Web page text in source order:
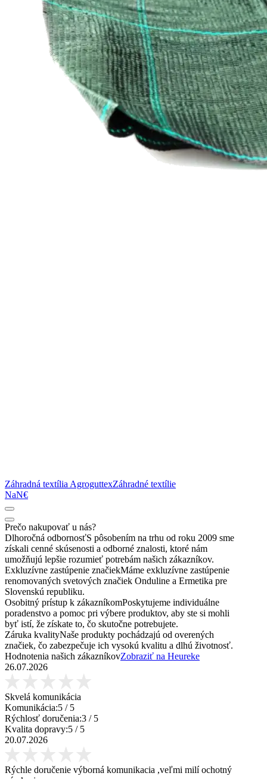
Záhradná textília AgroguttexZáhradné textílie
NaN€
Prečo nakupovať u nás?
Dlhoročná odbornosťS pôsobením na trhu od roku 2009 sme
získali cenné skúsenosti a odborné znalosti, ktoré nám
umožňujú lepšie rozumieť potrebám našich zákazníkov.
Exkluzívne zastúpenie značiekMáme exkluzívne zastúpenie
renomovaných svetových značiek Onduline a Ermetika pre
Slovenskú republiku.
Osobitný prístup k zákazníkomPoskytujeme individuálne
poradenstvo a pomoc pri výbere produktov, aby ste si mohli
byť istí, že získate to, čo skutočne potrebujete.
Záruka kvalityNaše produkty pochádzajú od overených
značiek, čo zabezpečuje ich vysokú kvalitu a dlhú životnosť.
Hodnotenia našich zákazníkovZobraziť na Heureke
26.07.2026
Skvelá komunikácia
Komunikácia:5 / 5
Rýchlosť doručenia:3 / 5
Kvalita dopravy:5 / 5
20.07.2026
Rýchle doručenie výborná komunikacia ,veľmi milí ochotný